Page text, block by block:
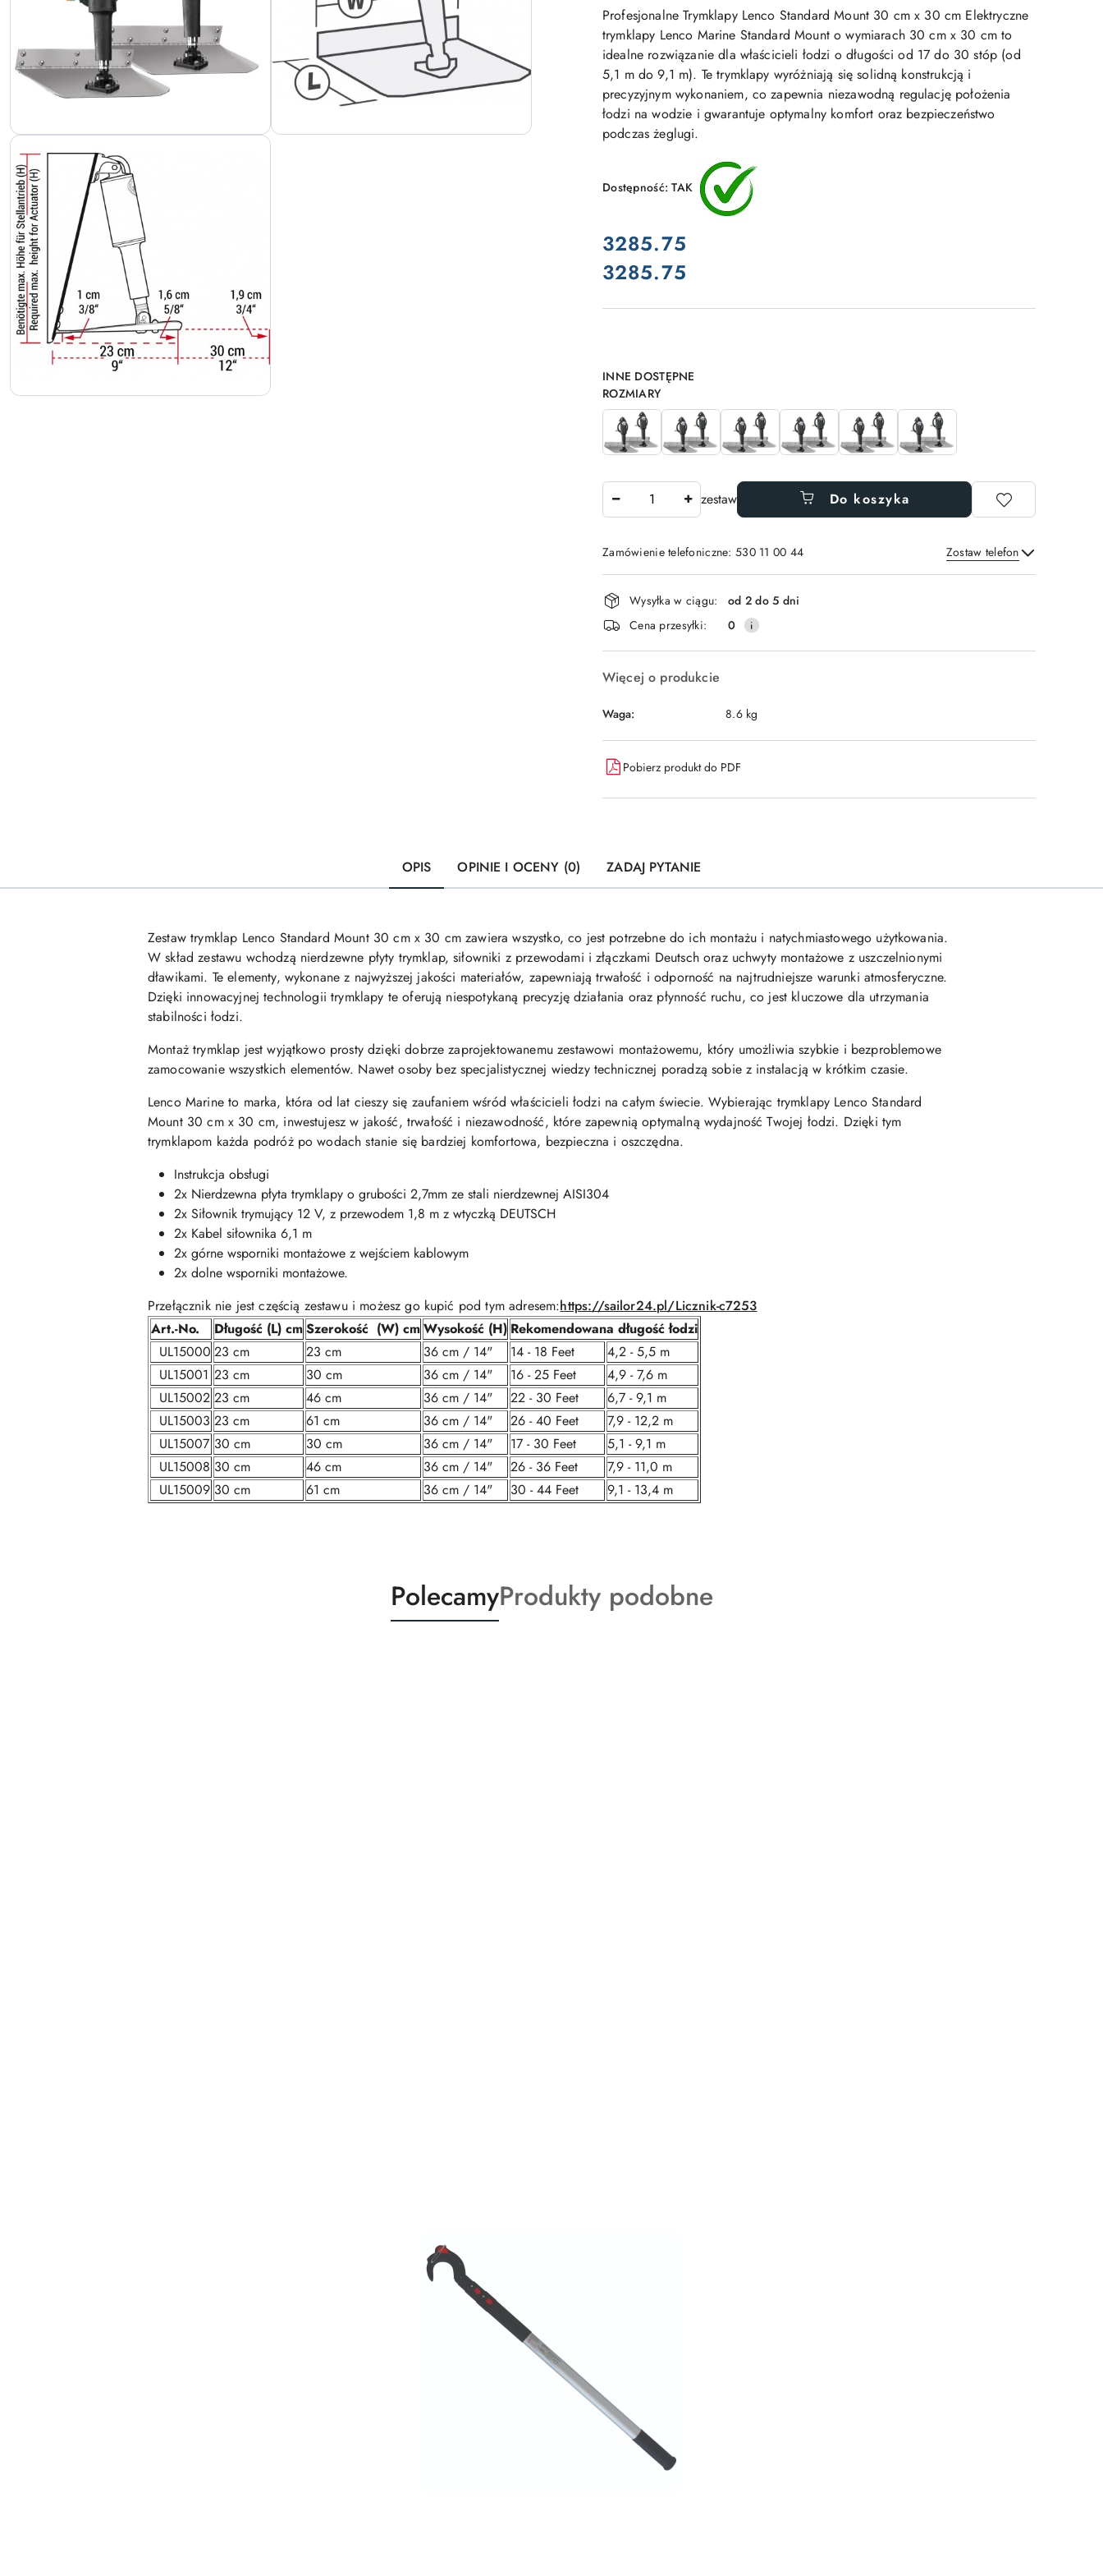
Profesjonalne Trymklapy Lenco Standard Mount 30 cm x 30 cm Elektryczne
trymklapy Lenco Marine Standard Mount o wymiarach 30 cm x 30 cm to
idealne rozwiązanie dla właścicieli łodzi o długości od 17 do 30 stóp (od
5,1 m do 9,1 m). Te trymklapy wyróżniają się solidną konstrukcją i
precyzyjnym wykonaniem, co zapewnia niezawodną regulację położenia
łodzi na wodzie i gwarantuje optymalny komfort oraz bezpieczeństwo
podczas żeglugi.
Dostępność:TAK
cena:
3285.75
Cena:
3285.75
Wariant
INNE DOSTĘPNE
ROZMIARY
zestaw Do koszyka
Zamówienie telefoniczne: 530 11 00 44 Zostaw telefon
Wyślij
Dostępność
i
dostawa
Wysyłka w ciągu:
od 2 do 5 dni
Cena przesyłki:
0
Więcej o produkcie
Waga: 8.6 kg
Pobierz produkt do PDF
OPIS OPINIE I OCENY (0) ZADAJ PYTANIE
Zestaw trymklap Lenco Standard Mount 30 cm x 30 cm zawiera wszystko, co jest potrzebne do ich montażu i natychmiastowego użytkowania.
W skład zestawu wchodzą nierdzewne płyty trymklap, siłowniki z przewodami i złączkami Deutsch oraz uchwyty montażowe z uszczelnionymi
dławikami. Te elementy, wykonane z najwyższej jakości materiałów, zapewniają trwałość i odporność na najtrudniejsze warunki atmosferyczne.
Dzięki innowacyjnej technologii trymklapy te oferują niespotykaną precyzję działania oraz płynność ruchu, co jest kluczowe dla utrzymania
stabilności łodzi.
Montaż trymklap jest wyjątkowo prosty dzięki dobrze zaprojektowanemu zestawowi montażowemu, który umożliwia szybkie i bezproblemowe
zamocowanie wszystkich elementów. Nawet osoby bez specjalistycznej wiedzy technicznej poradzą sobie z instalacją w krótkim czasie.
Lenco Marine to marka, która od lat cieszy się zaufaniem wśród właścicieli łodzi na całym świecie. Wybierając trymklapy Lenco Standard
Mount 30 cm x 30 cm, inwestujesz w jakość, trwałość i niezawodność, które zapewnią optymalną wydajność Twojej łodzi. Dzięki tym
trymklapom każda podróż po wodach stanie się bardziej komfortowa, bezpieczna i oszczędna.
Instrukcja obsługi
2x Nierdzewna płyta trymklapy o grubości 2,7mm ze stali nierdzewnej AISI304
2x Siłownik trymujący 12 V, z przewodem 1,8 m z wtyczką DEUTSCH
2x Kabel siłownika 6,1 m
2x górne wsporniki montażowe z wejściem kablowym
2x dolne wsporniki montażowe.
Przełącznik nie jest częścią zestawu i możesz go kupić pod tym adresem:https://sailor24.pl/Licznik-c7253
Art.-No.
Długość (L) cmSzerokość (W) cmWysokość (H) Rekomendowana długość łodzi
UL15000 23 cm 23 cm 36 cm / 14" 14 - 18 Feet
4,2 - 5,5 m
UL15001 23 cm 30 cm 36 cm / 14" 16 - 25 Feet
4,9 - 7,6 m
UL15002 23 cm 46 cm 36 cm / 14" 22 - 30 Feet
6,7 - 9,1 m
UL15003 23 cm 61 cm 36 cm / 14" 26 - 40 Feet
7,9 - 12,2 m
UL15007 30 cm 30 cm 36 cm / 14" 17 - 30 Feet
5,1 - 9,1 m
UL15008 30 cm 46 cm 36 cm / 14" 26 - 36 Feet
7,9 - 11,0 m
UL15009 30 cm 61 cm 36 cm / 14" 30 - 44 Feet 9,1 - 13,4 m
Produkty
o
PolecamyProdukty
o
Produkty podobne